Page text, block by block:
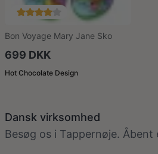
Bon Voyage Mary Jane Sko
699 DKK
Hot Chocolate Design
Dansk virksomhed
Besøg os i Tappernøje.